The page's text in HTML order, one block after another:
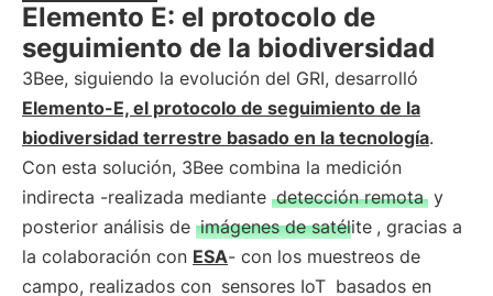
Elemento E: el protocolo de
seguimiento de la biodiversidad
3Bee, siguiendo la evolución del GRI, desarrolló
Elemento-E, el protocolo de seguimiento de la
biodiversidad terrestre basado en la tecnología.
Con esta solución, 3Bee combina la medición
indirecta -realizada mediante detección remota y
posterior análisis de imágenes de satélite , gracias a
la colaboración con ESA- con los muestreos de
campo, realizados con sensores IoT basados en